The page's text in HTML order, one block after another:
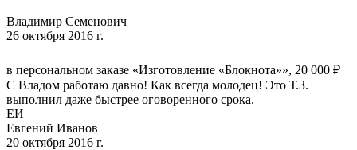
Владимир Семенович
26 октября 2016 г.
в персональном заказе «Изготовление «Блокнота»», 20 000 ₽
С Владом работаю давно! Как всегда молодец! Это Т.З.
выполнил даже быстрее оговоренного срока.
ЕИ
Евгений Иванов
20 октября 2016 г.